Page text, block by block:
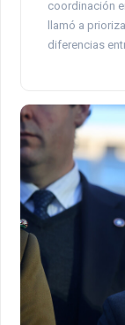
coordinación
llamó a
diferencias